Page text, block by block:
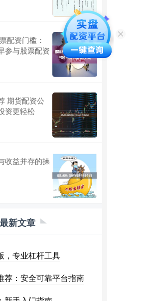
配资门槛：
参与股票配资
期货配资公
资更轻松
收益并存的操
最新文章
，专业杠杆工具
荐：安全可靠平台指南